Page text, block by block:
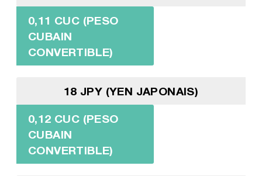
0,11 CUC (PESO
CUBAIN
CONVERTIBLE)
18 JPY (YEN JAPONAIS)
0,12 CUC (PESO
CUBAIN
CONVERTIBLE)